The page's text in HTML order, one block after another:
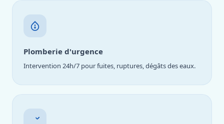
Plomberie d'urgence
Intervention 24h/7 pour fuites, ruptures, dégâts des eaux.